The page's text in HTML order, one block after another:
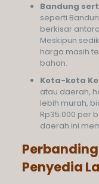
Bandung
seperti
berkisar
Meskipun
harga masih
bahan.
Kota-kota
atau daerah,
lebih murah,
Rp35.000 per
daerah ini
Penyedia